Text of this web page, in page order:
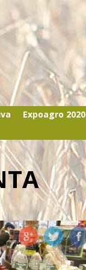
Expoagro 2020